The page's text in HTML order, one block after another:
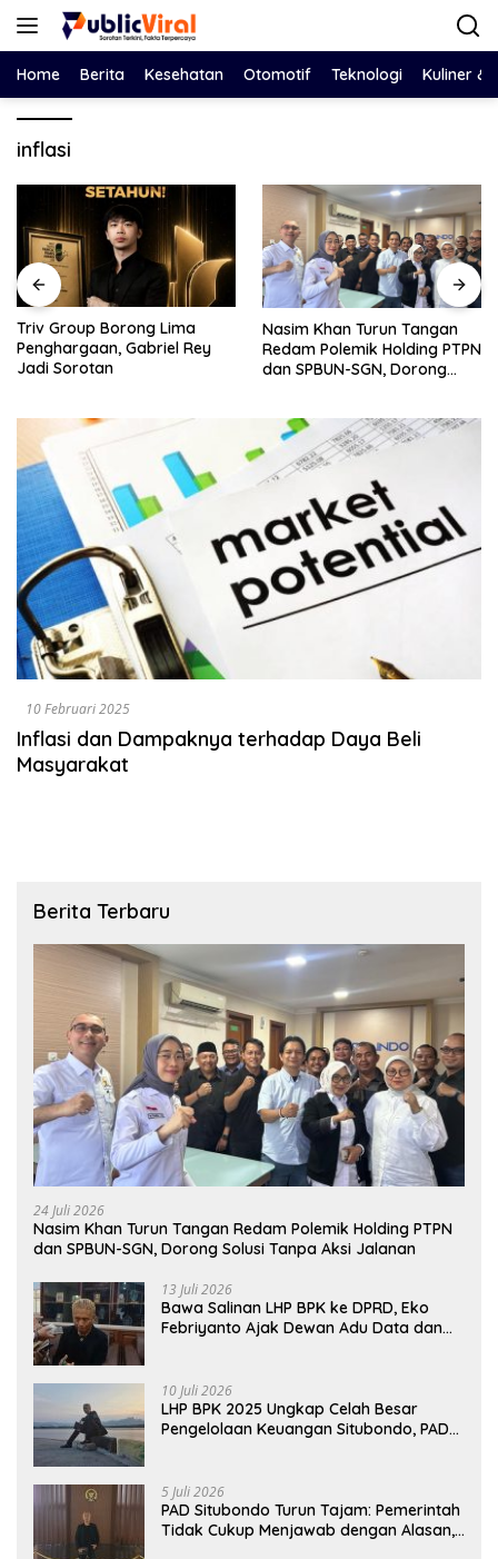
Langsung
Home Berita Kesehatan Otomotif Teknologi Kuliner &
inflasi
Nasim Khan Turun Tangan
Redam Polemik Holding PTPN
dan SPBUN-SGN, Dorong
Bawa Salinan LHP BPK ke
DPRD, Eko Febriyanto Ajak
Dewan Adu Data dan
10 Februari 2025
Inflasi dan Dampaknya terhadap Daya Beli
Masyarakat
Berita Terbaru
24 Juli 2026
Nasim Khan Turun Tangan Redam Polemik Holding PTPN
dan SPBUN-SGN, Dorong Solusi Tanpa Aksi Jalanan
13 Juli 2026
Bawa Salinan LHP BPK ke DPRD, Eko
Febriyanto Ajak Dewan Adu Data dan
10 Juli 2026
LHP BPK 2025 Ungkap Celah Besar
Pengelolaan Keuangan Situbondo, PAD
5 Juli 2026
PAD Situbondo Turun Tajam: Pemerintah
Tidak Cukup Menjawab dengan Alasan,